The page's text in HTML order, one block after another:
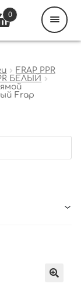
FRAP PPR
БЕЛЫЙ
Frap
0